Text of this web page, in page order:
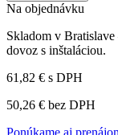
Na objednávku
Skladom v
dovoz s inštaláciou.
61,82 € s DPH
50,26 € bez DPH
Ponúkame aj